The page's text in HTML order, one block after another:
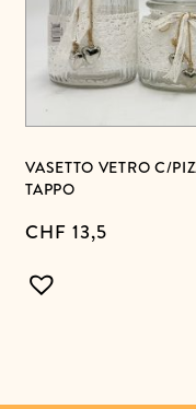
VASETTO VETRO C/
TAPPO
CHF 13,5